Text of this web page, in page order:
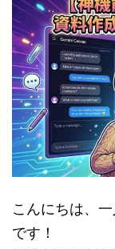
こんにちは、
です！